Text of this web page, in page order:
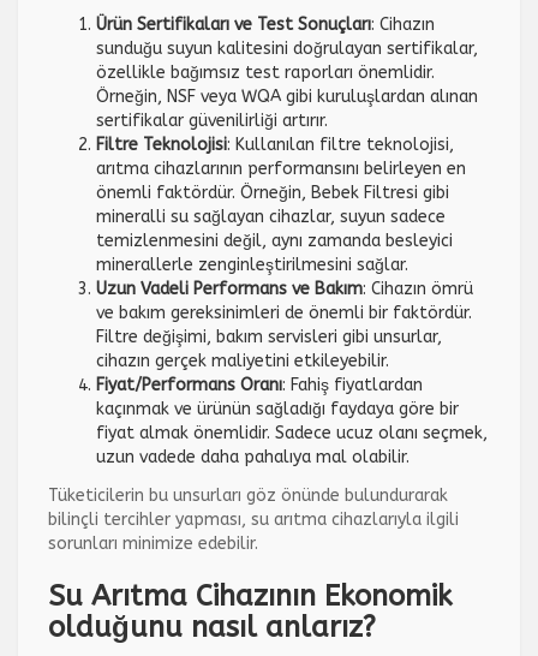
Ürün Sertifikaları ve Test Sonuçları: Cihazın
sunduğu suyun kalitesini doğrulayan sertifikalar,
özellikle bağımsız test raporları önemlidir.
Örneğin, NSF veya WQA gibi kuruluşlardan alınan
sertifikalar güvenilirliği artırır.
Filtre Teknolojisi: Kullanılan filtre teknolojisi,
arıtma cihazlarının performansını belirleyen en
önemli faktördür. Örneğin, Bebek Filtresi gibi
mineralli su sağlayan cihazlar, suyun sadece
temizlenmesini değil, aynı zamanda besleyici
minerallerle zenginleştirilmesini sağlar.
Uzun Vadeli Performans ve Bakım: Cihazın ömrü
ve bakım gereksinimleri de önemli bir faktördür.
Filtre değişimi, bakım servisleri gibi unsurlar,
cihazın gerçek maliyetini etkileyebilir.
Fiyat/Performans Oranı: Fahiş fiyatlardan
kaçınmak ve ürünün sağladığı faydaya göre bir
fiyat almak önemlidir. Sadece ucuz olanı seçmek,
uzun vadede daha pahalıya mal olabilir.
Tüketicilerin bu unsurları göz önünde bulundurarak
bilinçli tercihler yapması, su arıtma cihazlarıyla ilgili
sorunları minimize edebilir.
Su Arıtma Cihazının Ekonomik
olduğunu nasıl anlarız?